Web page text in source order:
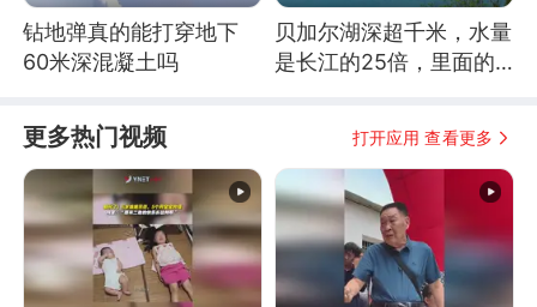
钻地弹真的能打穿地下
60米深混凝土吗
贝加尔湖深超千米，水量
是长江的25倍，里面的
更多热门视频 打开应用 查看更多